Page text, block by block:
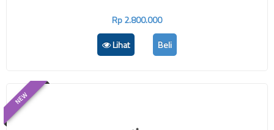
Rp 2.800.000
Lihat
Beli
NEW